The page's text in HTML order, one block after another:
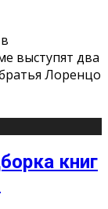
выступят два
Лоренцо
книг